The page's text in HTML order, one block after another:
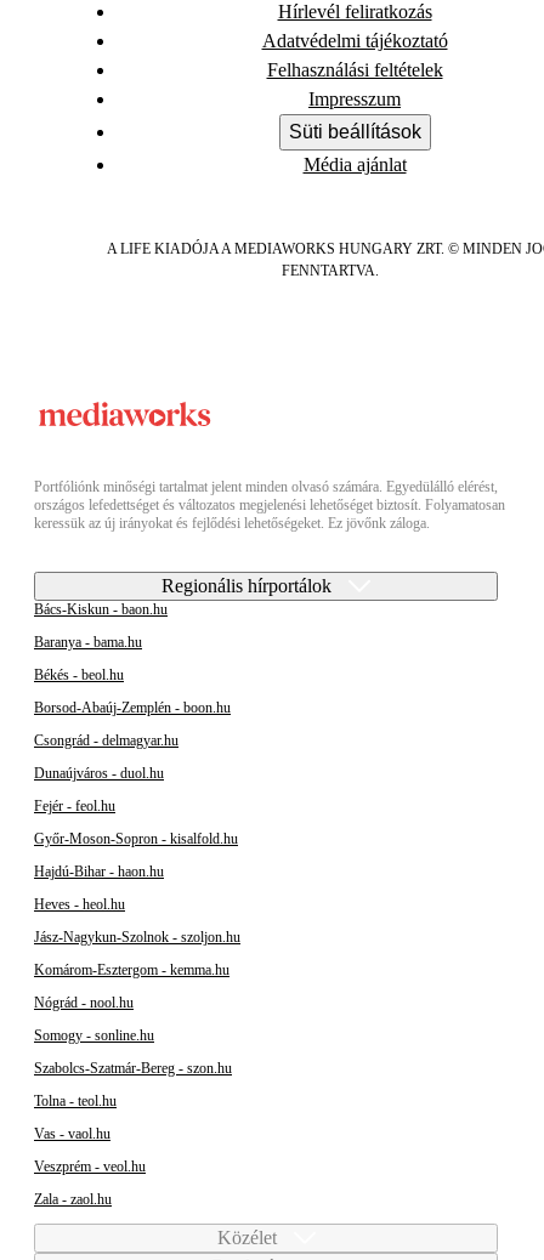
Hírlevél feliratkozás
Adatvédelmi tájékoztató
Felhasználási feltételek
Impresszum
Süti beállítások
Média ajánlat
A LIFE KIADÓJA A MEDIAWORKS HUNGARY ZRT. © MINDEN
FENNTARTVA.
Portfóliónk minőségi tartalmat jelent minden olvasó számára. Egyedülálló elérést,
országos lefedettséget és változatos megjelenési lehetőséget biztosít. Folyamatosan
keressük az új irányokat és fejlődési lehetőségeket. Ez jövőnk záloga.
Regionális hírportálok
Bács-Kiskun - baon.hu
Baranya - bama.hu
Békés - beol.hu
Borsod-Abaúj-Zemplén - boon.hu
Csongrád - delmagyar.hu
Dunaújváros - duol.hu
Fejér - feol.hu
Győr-Moson-Sopron - kisalfold.hu
Hajdú-Bihar - haon.hu
Heves - heol.hu
Jász-Nagykun-Szolnok - szoljon.hu
Komárom-Esztergom - kemma.hu
Nógrád - nool.hu
Somogy - sonline.hu
Szabolcs-Szatmár-Bereg - szon.hu
Tolna - teol.hu
Vas - vaol.hu
Veszprém - veol.hu
Zala - zaol.hu
Közélet